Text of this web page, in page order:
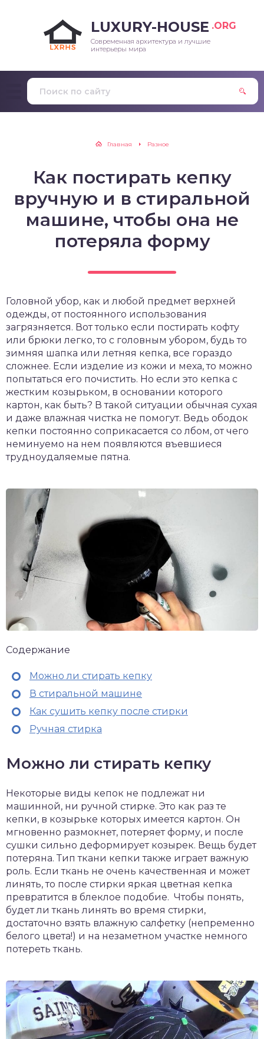
LUXURY-HOUSE .ORG
Современная архитектура и лучшие
интерьеры мира
Главная Разное
Как постирать кепку
вручную и в стиральной
машине, чтобы она не
потеряла форму
Головной убор, как и любой предмет верхней
одежды, от постоянного использования
загрязняется. Вот только если постирать кофту
или брюки легко, то с головным убором, будь то
зимняя шапка или летняя кепка, все гораздо
сложнее. Если изделие из кожи и меха, то можно
попытаться его почистить. Но если это кепка с
жестким козырьком, в основании которого
картон, как быть? В такой ситуации обычная сухая
и даже влажная чистка не помогут. Ведь ободок
кепки постоянно соприкасается со лбом, от чего
неминуемо на нем появляются въевшиеся
трудноудаляемые пятна.
Содержание
Можно ли стирать кепку
В стиральной машине
Как сушить кепку после стирки
Ручная стирка
Можно ли стирать кепку
Некоторые виды кепок не подлежат ни
машинной, ни ручной стирке. Это как раз те
кепки, в козырьке которых имеется картон. Он
мгновенно размокнет, потеряет форму, и после
сушки сильно деформирует козырек. Вещь будет
потеряна. Тип ткани кепки также играет важную
роль. Если ткань не очень качественная и может
линять, то после стирки яркая цветная кепка
превратится в блеклое подобие. Чтобы понять,
будет ли ткань линять во время стирки,
достаточно взять влажную салфетку (непременно
белого цвета!) и на незаметном участке немного
потереть ткань.